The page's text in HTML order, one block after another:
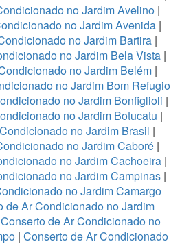
no Jardim Avelino|
no Jardim Avenida |
no Jardim Bartira |
no Jardim Bela Vista |
no Jardim Belém|
no Jardim Bom Refugio
no Jardim Bonfiglioli |
no Jardim Botucatu |
no Jardim Brasil |
no Jardim Caboré |
no Jardim Cachoeira|
no Jardim Campinas |
no Jardim Camargo
de Ar Condicionado no Jardim
Conserto de Ar Condicionado no
| Conserto de Ar Condicionado